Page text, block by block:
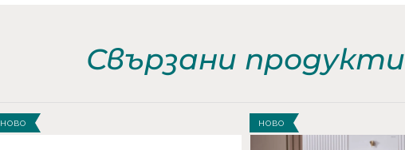
Свързани продукти
НОВО НОВО